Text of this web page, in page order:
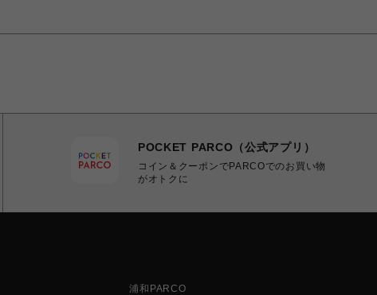
POCKET PARCO（公式アプリ）
コイン＆クーポンでPARCOでのお買い物
がオトクに
浦和PARCO